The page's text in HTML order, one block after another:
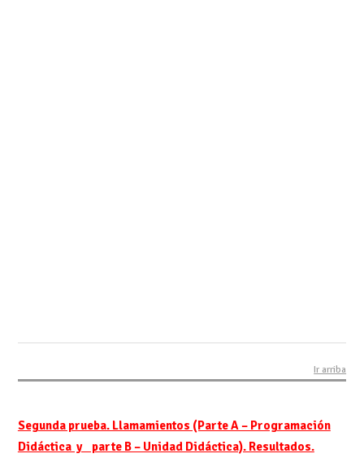
Ir arriba
Segunda prueba. Llamamientos (Parte A – Programación
Didáctica y parte B – Unidad Didáctica). Resultados.